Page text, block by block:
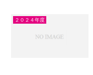
２０２４年度